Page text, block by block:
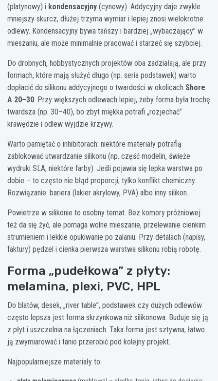
(platynowy) i kondensacyjny (cynowy). Addycyjny daje zwykle
mniejszy skurcz, dłużej trzyma wymiar i lepiej znosi wielokrotne
odlewy. Kondensacyjny bywa tańszy i bardziej „wybaczający” w
mieszaniu, ale może minimalnie pracować i starzeć się szybciej.
Do drobnych, hobbystycznych projektów oba zadziałają, ale przy
formach, które mają służyć długo (np. seria podstawek) warto
dopłacić do silikonu addycyjnego o twardości w okolicach Shore
A 20–30. Przy większych odlewach lepiej, żeby forma była trochę
twardsza (np. 30–40), bo zbyt miękka potrafi „rozjechać”
krawędzie i odlew wyjdzie krzywy.
Warto pamiętać o inhibitorach: niektóre materiały potrafią
zablokować utwardzanie silikonu (np. część modelin, świeże
wydruki SLA, niektóre farby). Jeśli pojawia się lepka warstwa po
dobie – to często nie błąd proporcji, tylko konflikt chemiczny.
Rozwiązanie: bariera (lakier akrylowy, PVA) albo inny silikon.
Powietrze w silikonie to osobny temat. Bez komory próżniowej
też da się żyć, ale pomaga wolne mieszanie, przelewanie cienkim
strumieniem i lekkie opukiwanie po zalaniu. Przy detalach (napisy,
faktury) pędzel i cienka pierwsza warstwa silikonu robią robotę.
Forma „pudełkowa” z płyty:
melamina, plexi, PVC, HPL
Do blatów, desek, „river table”, podstawek czy dużych odlewów
często lepsza jest forma skrzynkowa niż silikonowa. Buduje się ją
z płyt i uszczelnia na łączeniach. Taka forma jest sztywna, łatwo
ją zwymiarować i tanio przerobić pod kolejny projekt.
Najpopularniejsze materiały to: